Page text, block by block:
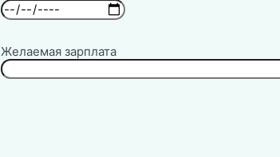
Желаемая зарплата